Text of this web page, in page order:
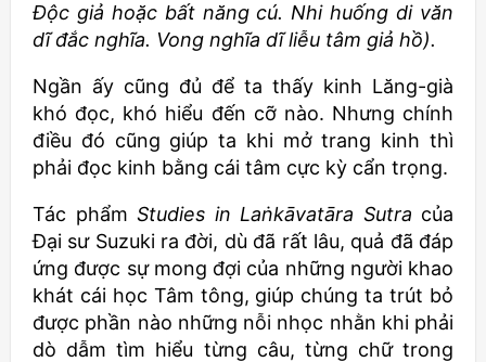
Độc giả hoặc bất năng cú. Nhi huống di văn
dĩ đắc nghĩa. Vong nghĩa dĩ liễu tâm giả hồ).
Ngần ấy cũng đủ để ta thấy kinh Lăng-già
khó đọc, khó hiểu đến cỡ nào. Nhưng chính
điều đó cũng giúp ta khi mở trang kinh thì
phải đọc kinh bằng cái tâm cực kỳ cẩn trọng.
Tác phẩm Studies in Laṅkāvatāra Sutra của
Đại sư Suzuki ra đời, dù đã rất lâu, quả đã đáp
ứng được sự mong đợi của những người khao
khát cái học Tâm tông, giúp chúng ta trút bỏ
được phần nào những nỗi nhọc nhằn khi phải
dò dẫm tìm hiểu từng câu, từng chữ trong